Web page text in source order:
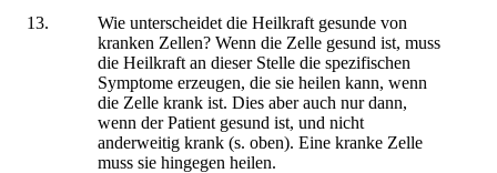
Wie unterscheidet die Heilkraft gesunde von
kranken Zellen? Wenn die Zelle gesund ist, muss
die Heilkraft an dieser Stelle die spezifischen
Symptome erzeugen, die sie heilen kann, wenn
die Zelle krank ist. Dies aber auch nur dann,
wenn der Patient gesund ist, und nicht
anderweitig krank (s. oben). Eine kranke Zelle
muss sie hingegen heilen.